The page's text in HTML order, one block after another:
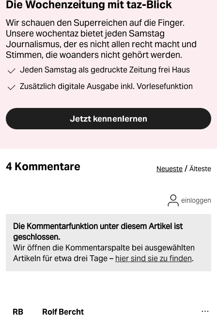
Die Wochenzeitung mit taz-Blick
Wir schauen den Superreichen auf die Finger.
Unsere wochentaz bietet jeden Samstag
Journalismus, der es nicht allen recht macht und
Stimmen, die woanders nicht gehört werden.
Jeden Samstag als gedruckte Zeitung frei Haus
Zusätzlich digitale Ausgabe inkl. Vorlesefunktion
Jetzt kennenlernen
4 Kommentare Neueste / Älteste
Die Kommentarfunktion unter diesem Artikel ist
geschlossen.
Wir öffnen die Kommentarspalte bei ausgewählten
Artikeln für etwa drei Tage – hier sind sie zu finden.
einloggen
RB Rolf Bercht